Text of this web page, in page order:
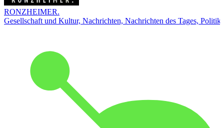
RONZHEIMER.
Gesellschaft und Kultur, Nachrichten, Nachrichten des Tages, Politik